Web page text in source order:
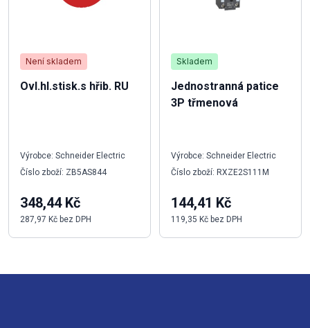
Není skladem
Ovl.hl.stisk.s hřib. RU
Výrobce: Schneider Electric
Číslo zboží: ZB5AS844
348,44 Kč
287,97 Kč bez DPH
Skladem
Jednostranná patice
3P třmenová
Výrobce: Schneider Electric
Číslo zboží: RXZE2S111M
144,41 Kč
119,35 Kč bez DPH